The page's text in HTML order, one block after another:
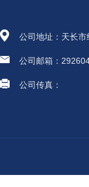
公司地址：天长市
公司邮箱：
公司传真：